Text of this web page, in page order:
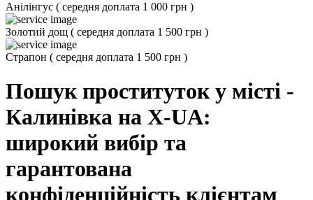
Анілінгус ( середня доплата 1 000 грн )
Золотий дощ ( середня доплата 1 500 грн )
Страпон ( середня доплата 1 500 грн )
Пошук проституток у місті -
Калинівка на X-UA:
широкий вибір та
гарантована
конфіденційність клієнтам